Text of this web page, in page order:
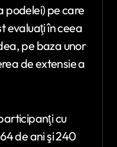
podelei) pe care
evaluaţi în ceea
pe baza unor
de extensie a
cu
de ani şi 240